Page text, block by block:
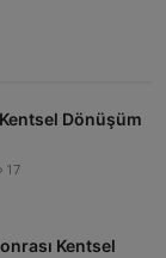
Dönüşüm
17
Kentsel